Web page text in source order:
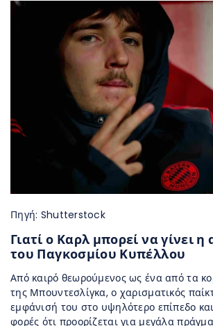
Πηγή: Shutterstock
Γιατί ο Καρλ μπορεί να γίνει
του Παγκοσμίου Κυπέλλου
Από καιρό θεωρούμενος ως ένα από τα
της Μπουντεσλίγκα, ο χαρισματικός
εμφάνισή του στο υψηλότερο επίπεδο
φορές ότι προορίζεται για μεγάλα